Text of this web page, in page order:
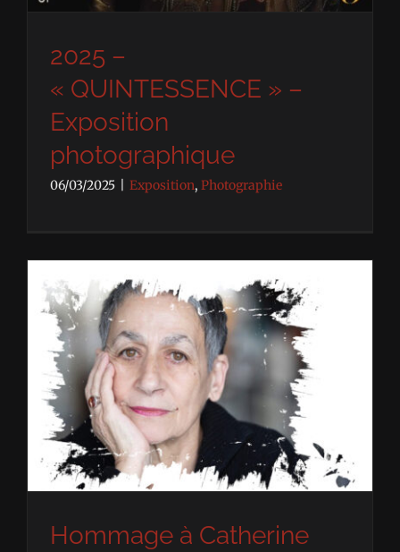
2025 –
« QUINTESSENCE » –
Exposition
photographique
06/03/2025 Exposition, Photographie
Hommage à Catherine